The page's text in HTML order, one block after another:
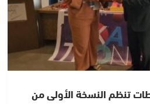
تنظم النسخة الأولى من